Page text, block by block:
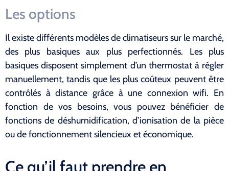
Les options
Il existe différents modèles de climatiseurs sur le marché,
des plus basiques aux plus perfectionnés. Les plus
basiques disposent simplement d’un thermostat à régler
manuellement, tandis que les plus coûteux peuvent être
contrôlés à distance grâce à une connexion wifi. En
fonction de vos besoins, vous pouvez bénéficier de
fonctions de déshumidification, d’ionisation de la pièce
ou de fonctionnement silencieux et économique.
Ce qu’il faut prendre en